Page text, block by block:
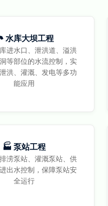
水库大坝工程
进水口、泄洪道、溢洪
等部位的水流控制，实
洪、灌溉、发电等多功
能应用
🏭 泵站工程
涝泵站、灌溉泵站、供
出水控制，保障泵站安
全运行